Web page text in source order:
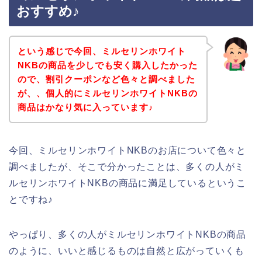
おすすめ♪
という感じで今回、ミルセリンホワイト
NKBの商品を少しでも安く購入したかった
ので、割引クーポンなど色々と調べました
が、、個人的にミルセリンホワイトNKBの
商品はかなり気に入っています♪
今回、ミルセリンホワイトNKBのお店について色々と
調べましたが、そこで分かったことは、多くの人がミ
ルセリンホワイトNKBの商品に満足しているというこ
とですね♪
やっぱり、多くの人がミルセリンホワイトNKBの商品
のように、いいと感じるものは自然と広がっていくも